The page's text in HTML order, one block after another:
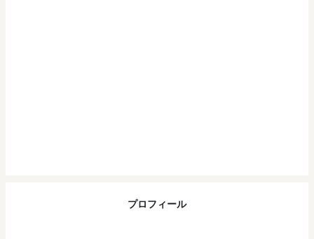
プロフィール